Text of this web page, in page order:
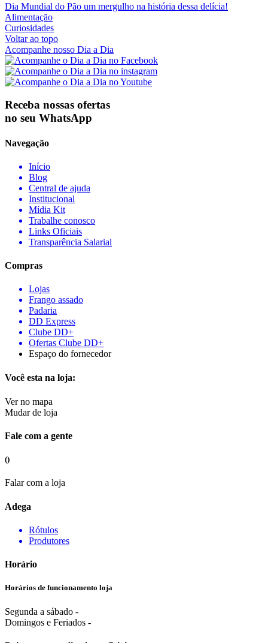
Dia Mundial do Pão um mergulho na história dessa delícia!
Alimentação
Curiosidades
Voltar ao topo
Acompanhe nosso Dia a Dia
Receba nossas ofertas
no seu WhatsApp
Navegação
Início
Blog
Central de ajuda
Institucional
Mídia Kit
Trabalhe conosco
Links Oficiais
Transparência Salarial
Compras
Lojas
Frango assado
Padaria
DD Express
Clube DD+
Ofertas Clube DD+
Espaço do fornecedor
Você esta na loja:
Ver no mapa
Mudar de loja
Fale com a gente
()
Falar com a loja
Adega
Rótulos
Produtores
Horário
Horários de funcionamento loja
Segunda a sábado -
Domingos e Feriados -